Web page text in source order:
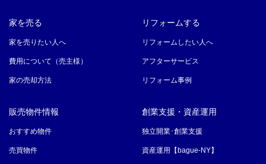
家を売る
家を売りたい人へ
費用について（売主様）
家の売却方法
リフォームする
リフォームしたい人へ
アフターサービス
リフォーム事例
販売物件情報
おすすめ物件
売買物件
創業支援・資産運用
独立開業･創業支援
資産運用【bague-NY】